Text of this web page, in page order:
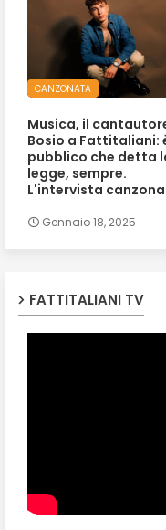
CANZONATA
Musica, il
Bosio a Fattitaliani:
pubblico che detta
legge, sempre.
L'intervista
Gennaio 18, 2025
FATTITALIANI TV